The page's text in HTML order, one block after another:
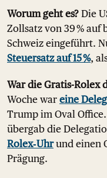
Worum geht es? Die
Zollsatz von 39 % auf
Schweiz eingeführt.
Steuersatz auf 15 %,
War die Gratis-Rolex
Woche war eine
Trump im Oval
übergab die
Rolex‑Uhrund einen
Prägung.